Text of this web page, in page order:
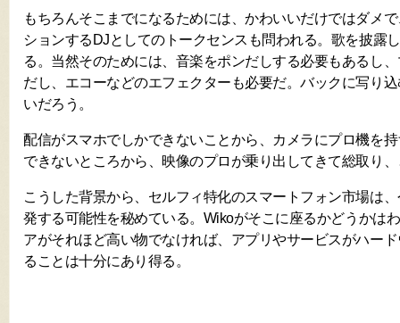
もちろんそこまでになるためには、かわいいだけではダメ
ションするDJとしてのトークセンスも問われる。歌を披露
る。当然そのためには、音楽をポンだしする必要もあるし
だし、エコーなどのエフェクターも必要だ。バックに写り
いだろう。
配信がスマホでしかできないことから、カメラにプロ機を
できないところから、映像のプロが乗り出してきて総取り
こうした背景から、セルフィ特化のスマートフォン市場は
発する可能性を秘めている。Wikoがそこに座るかどうかは
アがそれほど高い物でなければ、アプリやサービスがハー
ることは十分にあり得る。